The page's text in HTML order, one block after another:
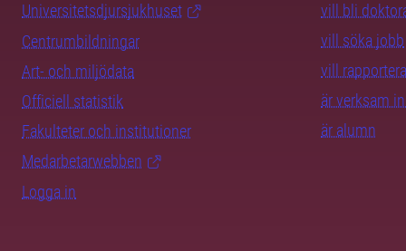
Universitetsdjursjukhuset
Centrumbildningar
Art- och miljödata
Officiell statistik
Fakulteter och institutioner
Medarbetarwebben
Logga in
vill bli
vill söka jobb
vill
är verksam
är alumn